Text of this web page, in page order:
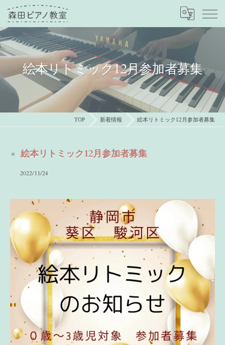
絵本リトミック12月参加者募集
TOP 新着情報 絵本リトミック12月参加者募集
絵本リトミック12月参加者募集
2022/11/24